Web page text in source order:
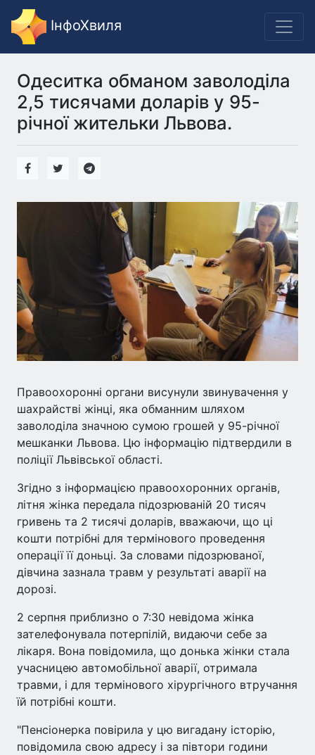
ІнфоХвиля
Одеситка обманом заволоділа
2,5 тисячами доларів у 95-
річної жительки Львова.
Правоохоронні органи висунули звинувачення у
шахрайстві жінці, яка обманним шляхом
заволоділа значною сумою грошей у 95-річної
мешканки Львова. Цю інформацію підтвердили в
поліції Львівської області.
Згідно з інформацією правоохоронних органів,
літня жінка передала підозрюваній 20 тисяч
гривень та 2 тисячі доларів, вважаючи, що ці
кошти потрібні для термінового проведення
операції її доньці. За словами підозрюваної,
дівчина зазнала травм у результаті аварії на
дорозі.
2 серпня приблизно о 7:30 невідома жінка
зателефонувала потерпілій, видаючи себе за
лікаря. Вона повідомила, що донька жінки стала
учасницею автомобільної аварії, отримала
травми, і для термінового хірургічного втручання
їй потрібні кошти.
"Пенсіонерка повірила у цю вигадану історію,
повідомила свою адресу і за півтори години